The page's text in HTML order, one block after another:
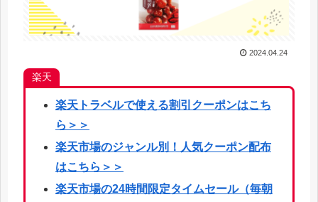
2024.04.24
楽天
楽天トラベルで使える割引クーポンはこち
ら ＞＞
楽天市場のジャンル別！人気クーポン配布
はこちら＞＞
楽天市場の24時間限定タイムセール（毎朝